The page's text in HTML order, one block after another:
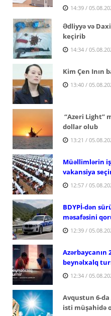
14:39 /
Ədliyyə və
keçirib
14:34 /
Kim Çen Inın
13:40 /
“Azeri Light”
dollar olub
13:21 /
Müəllimlərin
vakansiya
12:57 /
BDYPİ-dən
məsafəsini
12:39 /
Azərbaycanın
beynəlxalq
12:34 /
Avqustun 6-da
isti müşahidə